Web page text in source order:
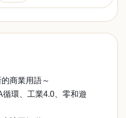
商業用語～
環、工業4.0、零和遊